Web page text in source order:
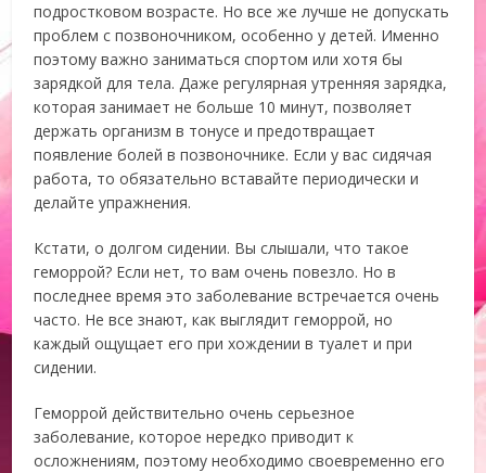
подростковом возрасте. Но все же лучше не допускать
проблем с позвоночником, особенно у детей. Именно
поэтому важно заниматься спортом или хотя бы
зарядкой для тела. Даже регулярная утренняя зарядка,
которая занимает не больше 10 минут, позволяет
держать организм в тонусе и предотвращает
появление болей в позвоночнике. Если у вас сидячая
работа, то обязательно вставайте периодически и
делайте упражнения.
Кстати, о долгом сидении. Вы слышали, что такое
геморрой? Если нет, то вам очень повезло. Но в
последнее время это заболевание встречается очень
часто. Не все знают, как выглядит геморрой, но
каждый ощущает его при хождении в туалет и при
сидении.
Геморрой действительно очень серьезное
заболевание, которое нередко приводит к
осложнениям, поэтому необходимо своевременно его